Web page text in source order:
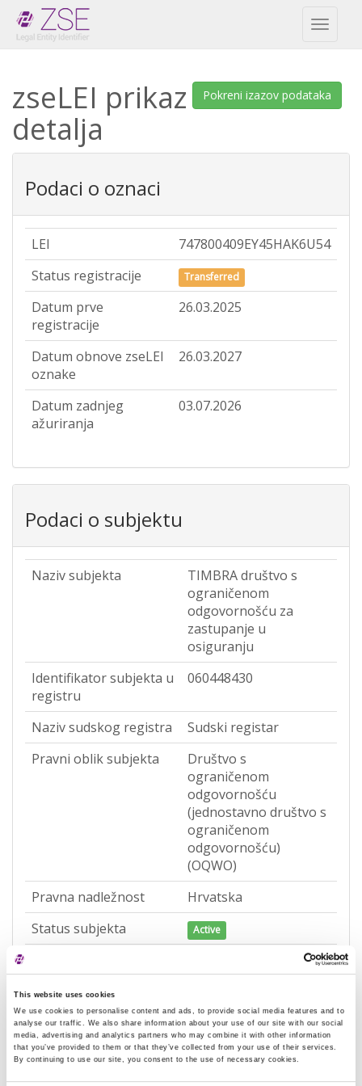
This website uses cookies
We use cookies to personalise content and ads, to provide social media features and to
analyse our traffic. We also share information about your use of our site with our social
media, advertising and analytics partners who may combine it with other information
that you’ve provided to them or that they’ve collected from your use of their services.
By continuing to use our site, you consent to the use of necessary cookies.
Toggle
Pokreni izazov podataka
zseLEI prikaz
detalja
Podaci o oznaci
LEI
747800409EY45HAK6U54
Status registracije
Transferred
Datum prve
registracije
26.03.2025
Datum obnove zseLEI
oznake
26.03.2027
Datum zadnjeg
ažuriranja
03.07.2026
Podaci o subjektu
Naziv subjekta
TIMBRA društvo s
ograničenom
odgovornošću za
zastupanje u
osiguranju
Identifikator subjekta u
registru
060448430
Naziv sudskog registra
Sudski registar
Pravni oblik subjekta
Društvo s
ograničenom
odgovornošću
(jednostavno društvo s
ograničenom
odgovornošću)
(OQWO)
Pravna nadležnost
Hrvatska
Status subjekta
Active
Vezani subjekt
LEI vezanog subjekta
-
Potvrđeno kod
Sudski registar